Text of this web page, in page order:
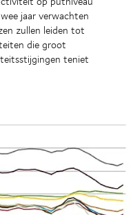
jaar verwachten
zullen leiden tot
die groot
teniet